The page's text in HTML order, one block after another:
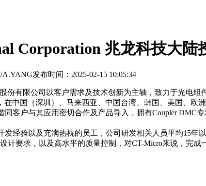
Corporation 兆龙科技大陆
发布时间：2025-02-15 10:05:34
股份有限公司以客户需求及技术创新为主轴，致力于光电
中国（深圳）、马来西亚、中国台湾、韩国、美国、欧洲
同客户与其应用密切合作及产品导入，拥有Coupler
发经验以及充满热枕的员工，公司研发相关人员平均15
计要求，以及高水平的质量控制，对CT-Micro来说，完成